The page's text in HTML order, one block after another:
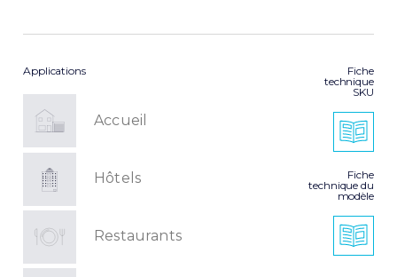
Applications
Accueil
Hôtels
Restaurants
Fiche
technique
SKU
Fiche
technique du
modèle